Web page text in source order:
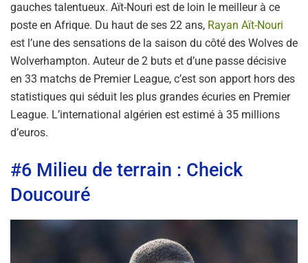
gauches talentueux. Aït-Nouri est de loin le meilleur à ce
poste en Afrique. Du haut de ses 22 ans, Rayan Aït-Nouri
est l’une des sensations de la saison du côté des Wolves de
Wolverhampton. Auteur de 2 buts et d’une passe décisive
en 33 matchs de Premier League, c’est son apport hors des
statistiques qui séduit les plus grandes écuries en Premier
League. L’international algérien est estimé à 35 millions
d’euros.
#6 Milieu de terrain : Cheick
Doucouré